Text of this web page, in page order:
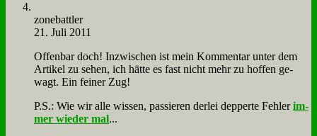
zone­batt­ler
21. Juli 2011
Of­fen­bar doch! In­zwi­schen ist mein Kom­men­tar un­ter dem
Ar­ti­kel zu se­hen, ich hät­te es fast nicht mehr zu hof­fen ge­
wagt. Ein fei­ner Zug!
P.S.: Wie wir al­le wis­sen, pas­sie­ren der­lei dep­per­te Feh­lerim­
mer wie­der mal...